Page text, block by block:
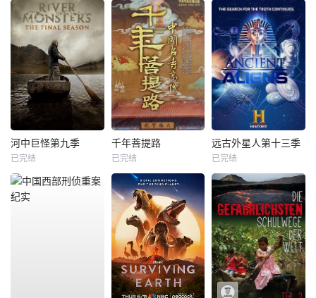
河中巨怪第九季
已完结
千年菩提路
已完结
远古外星人第十三季
已完结